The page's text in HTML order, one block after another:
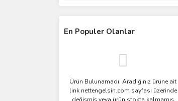
En Populer Olanlar
Ürün Bulunamadı. Aradığınız ürüne ait
link nettengelsin.com sayfası üzerinde